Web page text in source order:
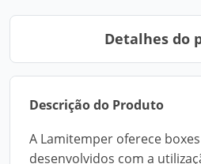
Detalhes do
Descrição do Produto
A Lamitemper oferece
desenvolvidos com a